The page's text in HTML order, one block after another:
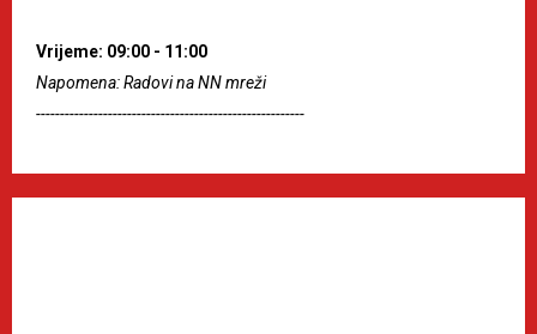
Vrijeme: 09:00 - 11:00
Napomena: Radovi na NN mreži
--------------------------------------------------------